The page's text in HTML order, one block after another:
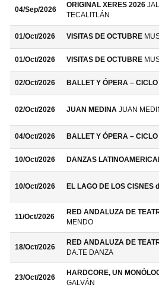
04/Sep/2026
ORIGINAL XERES 2026
TECALITLÁN
01/Oct/2026 VISITAS DE OCTUBRE
01/Oct/2026 VISITAS DE OCTUBRE
02/Oct/2026 BALLET Y ÓPERA –
02/Oct/2026 JUAN MEDINA JUAN
04/Oct/2026 BALLET Y ÓPERA –
10/Oct/2026 DANZAS
10/Oct/2026 EL LAGO DE LOS CISNES
11/Oct/2026
RED ANDALUZA DE
MENDO
18/Oct/2026
RED ANDALUZA DE
DA.TE DANZA
23/Oct/2026
HARDCORE, UN
GALVÁN